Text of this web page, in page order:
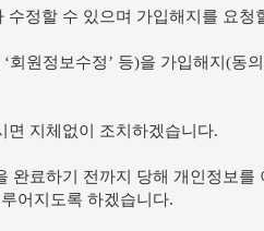
정할 수 있으며 가입해지를 요청
회원정보수정’ 등)을 가입해지(
면 지체없이 조치하겠습니다.
료하기 전까지 당해 개인정보
어지도록 하겠습니다.